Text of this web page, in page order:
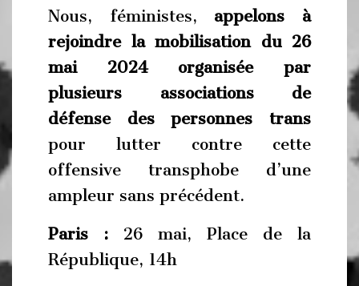
Nous, féministes, appelons à
rejoindre la mobilisation du 26
mai 2024 organisée par
plusieurs associations de
défense des personnes trans
pour lutter contre cette
offensive transphobe d’une
ampleur sans précédent.
Paris : 26 mai, Place de la
République, 14h